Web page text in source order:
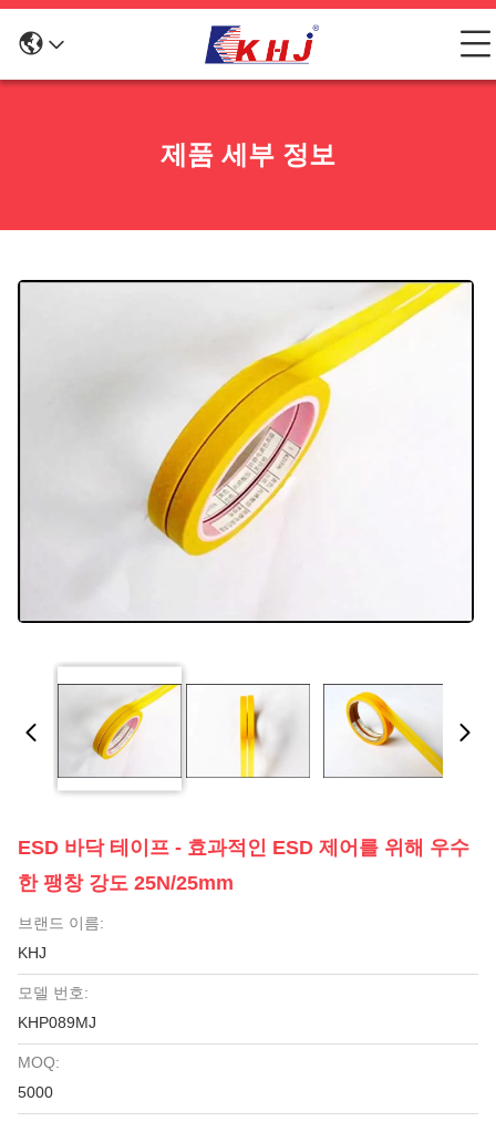
제품 세부 정보
ESD 바닥 테이프 - 효과적인 ESD 제어를 위해 우수
한 팽창 강도 25N/25mm
브랜드 이름:
KHJ
모델 번호:
KHP089MJ
MOQ:
5000